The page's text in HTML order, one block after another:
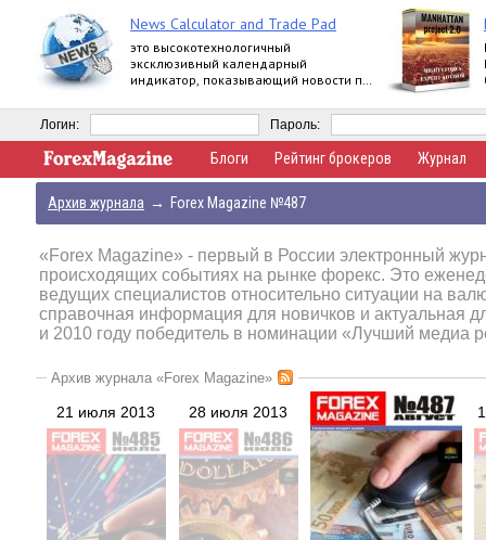
News Calculator and Trade Pad
это высокотехнологичный
эксклюзивный календарный
индикатор, показывающий новости по
многопрофильная торговая панель.
Логин: Пароль:
Блоги Рейтинг брокеров Журнал
Архив журнала → Forex Magazine №487
«Forex Magazine» - первый в России электронный
происходящих событиях на рынке форекс. Это
ведущих специалистов относительно ситуации на
справочная информация для новичков и актуальная
и 2010 году победитель в номинации «Лучший медиа
Архив журнала «Forex Magazine»
21 июля 2013 28 июля 2013